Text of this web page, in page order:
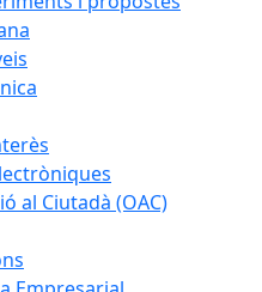
al Ciutadà (OAC)